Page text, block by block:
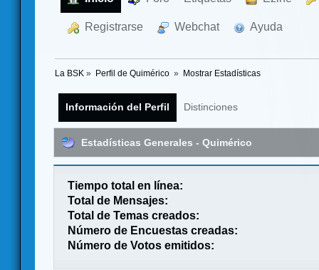
Registrarse Webchat Ayuda
La BSK » Perfil de Quimérico » Mostrar Estadísticas
Información del Perfil Distinciones
Estadísticas Generales - Quimérico
Tiempo total en línea:
Total de Mensajes:
Total de Temas creados:
Número de Encuestas creadas:
Número de Votos emitidos: